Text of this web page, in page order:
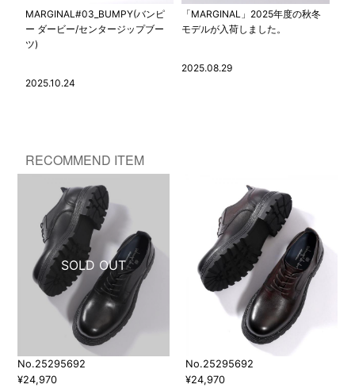
MARGINAL#03_BUMPY(バンピ
ー ダービー/センタージップブー
ツ)
2025.10.24
「MARGINAL」2025年度の秋冬
モデルが入荷しました。
2025.08.29
RECOMMEND ITEM
No.25295692
¥24,970
No.25295692
¥24,970